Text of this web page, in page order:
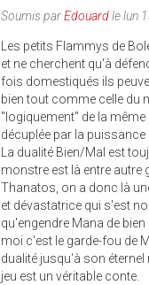
Soumis parEdouardle lun
Les petits Flammys de
et ne cherchent qu'à
fois domestiqués ils
bien tout comme celle du
"logiquement" de la
décuplée par la puissance
La dualité Bien/Mal est
monstre est là entre autre
Thanatos, on a donc là
et dévastatrice qui s'est
qu'engendre Mana de
moi c'est le garde-fou de
dualité jusqu'à son
jeu est un véritable conte.